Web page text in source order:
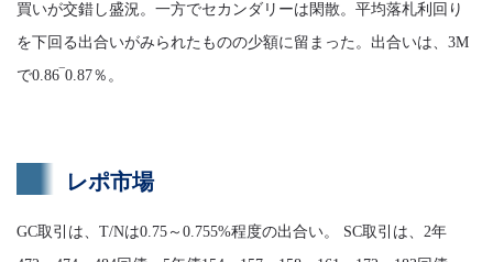
買いが交錯し盛況。一方でセカンダリーは閑散。平均落札利回り
を下回る出合いがみられたものの少額に留まった。出合いは、3M
で0.86‾0.87％。
レポ市場
GC取引は、T/Nは0.75～0.755%程度の出合い。 SC取引は、2年